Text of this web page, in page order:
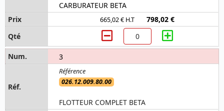
CARBURATEUR BETA
665,02 € H.T 798,02 €
3
026.12.009.80.00
FLOTTEUR COMPLET BETA